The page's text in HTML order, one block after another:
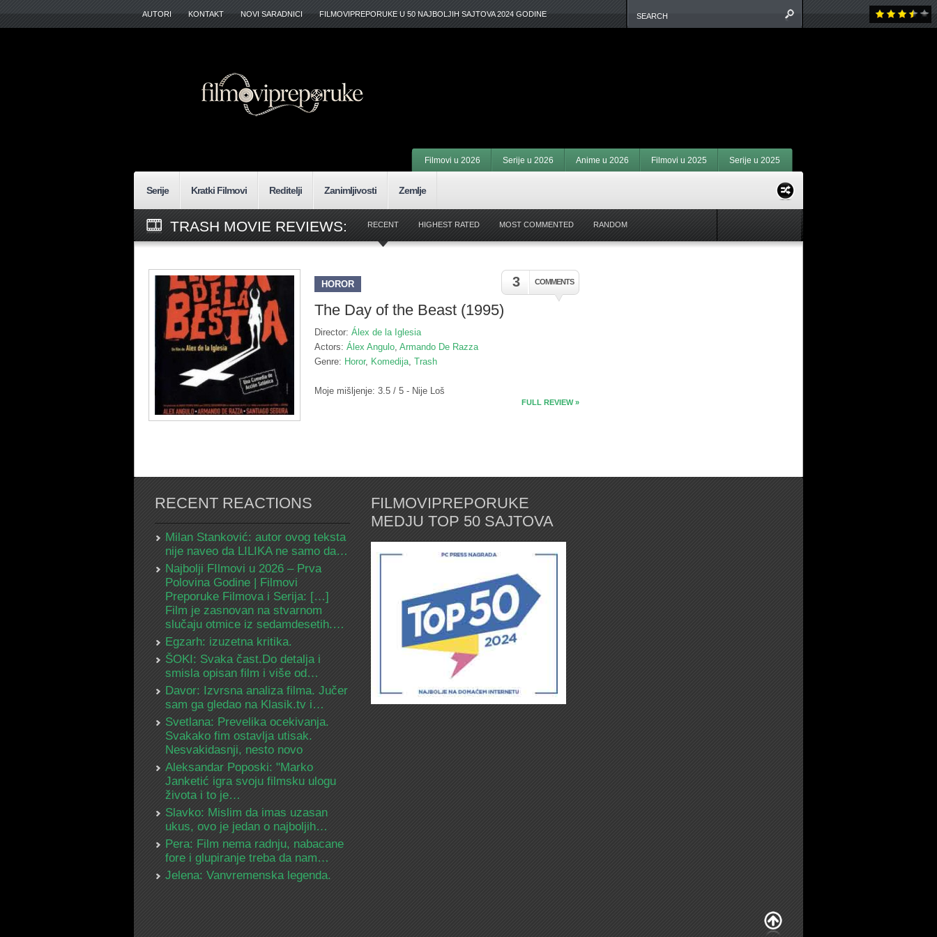
AUTORI KONTAKT NOVI SARADNICI FILMOVIPREPORUKE U 50 NAJBOLJIH SAJTOVA 2024 GODINE
Filmovi u 2026 Serije u 2026 Anime u 2026 Filmovi u 2025 Serije u 2025
Serije Kratki Filmovi Reditelji Zanimljivosti Zemlje
TRASH MOVIE REVIEWS: RECENT HIGHEST RATED MOST COMMENTED RANDOM
3 COMMENTS
HOROR
The Day of the Beast (1995)
Director: Álex de la Iglesia
Actors: Álex Angulo, Armando De Razza
Genre: Horor, Komedija, Trash
Moje mišljenje: 3.5 / 5 - Nije Loš
FULL REVIEW »
RECENT REACTIONS
Milan Stanković: autor ovog teksta
nije naveo da LILIKA ne samo da…
Najbolji FIlmovi u 2026 – Prva
Polovina Godine | Filmovi
Preporuke Filmova i Serija: […]
Film je zasnovan na stvarnom
slučaju otmice iz sedamdesetih.…
Egzarh: izuzetna kritika.
ŠOKI: Svaka čast.Do detalja i
smisla opisan film i više od…
Davor: Izvrsna analiza filma. Jučer
sam ga gledao na Klasik.tv i…
Svetlana: Prevelika ocekivanja.
Svakako fim ostavlja utisak.
Nesvakidasnji, nesto novo
Aleksandar Poposki: "Marko
Janketić igra svoju filmsku ulogu
života i to je…
Slavko: Mislim da imas uzasan
ukus, ovo je jedan o najboljih…
Pera: Film nema radnju, nabacane
fore i glupiranje treba da nam…
Jelena: Vanvremenska legenda.
FILMOVIPREPORUKE
MEDJU TOP 50 SAJTOVA